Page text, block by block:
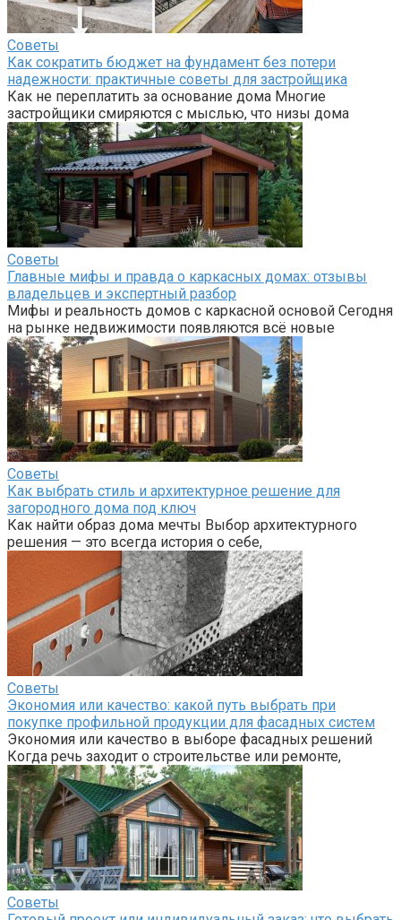
Советы
Как сократить бюджет на фундамент без потери
надежности: практичные советы для застройщика
Как не переплатить за основание дома Многие
застройщики смиряются с мыслью, что низы дома
Советы
Главные мифы и правда о каркасных домах: отзывы
владельцев и экспертный разбор
Мифы и реальность домов с каркасной основой Сегодня
на рынке недвижимости появляются всё новые
Советы
Как выбрать стиль и архитектурное решение для
загородного дома под ключ
Как найти образ дома мечты Выбор архитектурного
решения — это всегда история о себе,
Советы
Экономия или качество: какой путь выбрать при
покупке профильной продукции для фасадных систем
Экономия или качество в выборе фасадных решений
Когда речь заходит о строительстве или ремонте,
Советы